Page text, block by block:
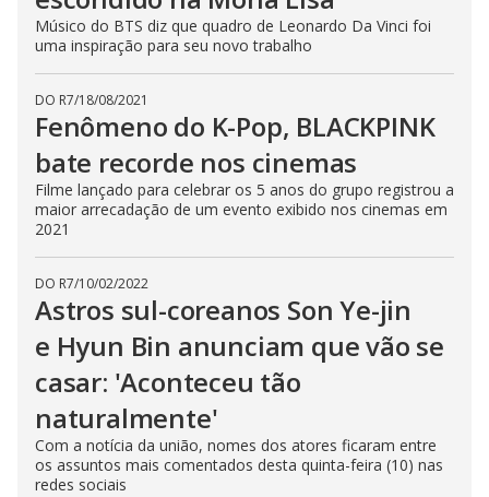
Músico do BTS diz que quadro de Leonardo Da Vinci foi
uma inspiração para seu novo trabalho
DO R7/18/08/2021
Fenômeno do K-Pop, BLACKPINK
bate recorde nos cinemas
Filme lançado para celebrar os 5 anos do grupo registrou a
maior arrecadação de um evento exibido nos cinemas em
2021
DO R7/10/02/2022
Astros sul-coreanos Son Ye-jin
e Hyun Bin anunciam que vão se
casar: 'Aconteceu tão
naturalmente'
Com a notícia da união, nomes dos atores ficaram entre
os assuntos mais comentados desta quinta-feira (10) nas
redes sociais